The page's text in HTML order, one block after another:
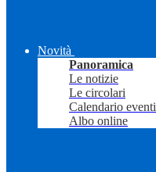
Novità
Panoramica
Le notizie
Le circolari
Calendario eventi
Albo online